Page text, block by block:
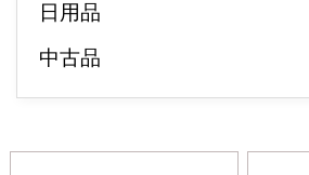
日用品
中古品